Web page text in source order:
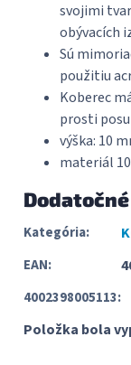
svojimi
obývacích
Sú
použitiu
Koberec
prosti
výška: 10
materiál
Kategória:
EAN:
4002398005113:
Položka bola